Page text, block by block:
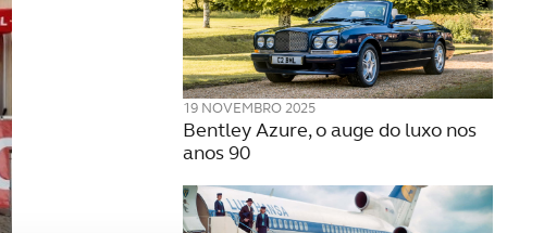
19 NOVEMBRO 2025
Bentley Azure, o auge do luxo nos
anos 90